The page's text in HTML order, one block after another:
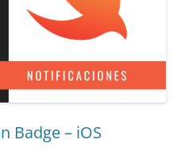
Badge – iOS